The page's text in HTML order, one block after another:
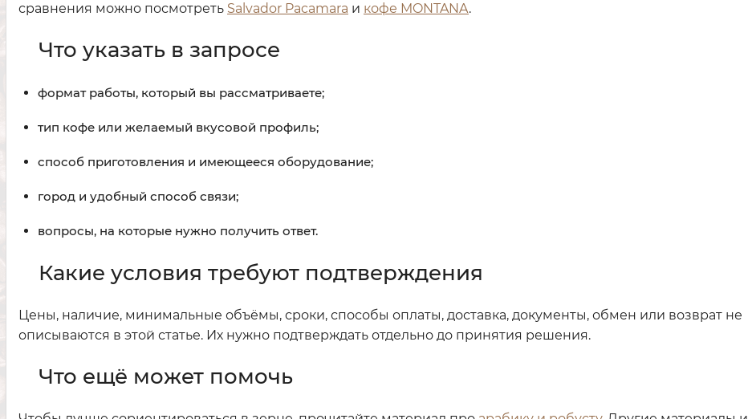
сравнения можно посмотреть Salvador Pacamara и кофе MONTANA.
Что указать в запросе
формат работы, который вы рассматриваете;
тип кофе или желаемый вкусовой профиль;
способ приготовления и имеющееся оборудование;
город и удобный способ связи;
вопросы, на которые нужно получить ответ.
Какие условия требуют подтверждения
Цены, наличие, минимальные объёмы, сроки, способы оплаты, доставка, документы, обмен или возврат не
описываются в этой статье. Их нужно подтверждать отдельно до принятия решения.
Что ещё может помочь